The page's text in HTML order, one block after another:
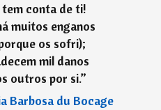
conta de ti!
muitos enganos
os sofri);
mil danos
outros por si.”
Barbosa du Bocage